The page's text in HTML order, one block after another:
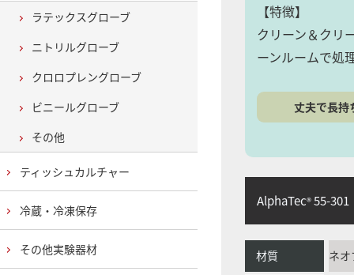
【特徴】
クリーン＆クリ
ーンルームで処
丈夫で長持
AlphaTec®55-301
材質 ネ
ラテックスグローブ
ニトリルグローブ
クロロプレングローブ
ビニールグローブ
その他
ティッシュカルチャー
冷蔵・冷凍保存
その他実験器材